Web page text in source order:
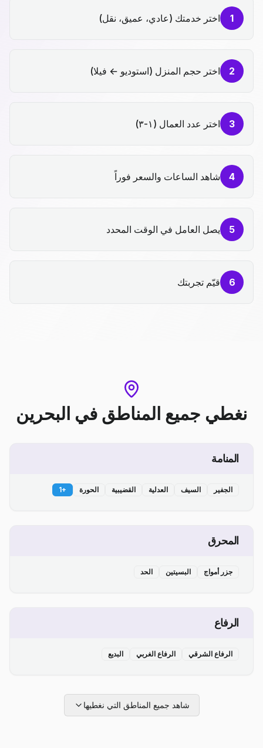
1 اختر خدمتك (عادي، عميق، نقل)
2 اختر حجم المنزل (استوديو ← فيلا)
3 اختر عدد العمال (١-٣)
4 شاهد الساعات والسعر فوراً
5 يصل العامل في الوقت المحدد
6 قيّم تجربتك
نغطي جميع المناطق في البحرين
المنامة
الجفير السيف العدلية القضيبية الحورة +
1
المحرق
جزر أمواج البسيتين الحد
الرفاع
الرفاع الشرقي الرفاع الغربي البديع
شاهد جميع المناطق التي نغطيها